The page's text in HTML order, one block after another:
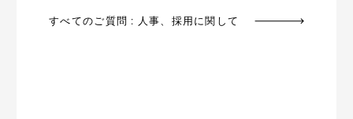
すべてのご質問 : 人事、採用に関して